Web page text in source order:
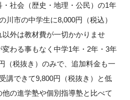
社会（歴史・地理・公民）の1年
川市の中学生に8,000円（税込）
外は教材費が一切かかりませ
わる事もなく中学1年・2年・3年
（税抜き）のみで、追加料金も一
講できて9,800円（税抜き）と低
の進学塾や個別指導塾と比べて